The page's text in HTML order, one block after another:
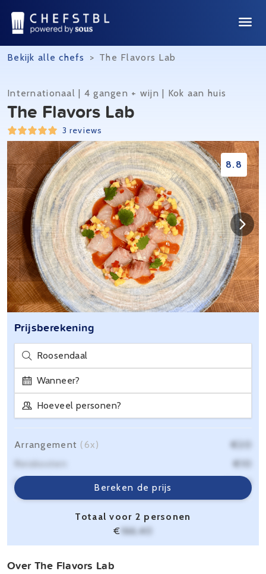
Bekijk alle chefs > The Flavors Lab
Internationaal | 4 gangen + wijn | Kok aan huis
The Flavors Lab
3 reviews
8.8
Prijsberekening
Roosendaal
Wanneer?
Hoeveel personen?
Bereken de prijs
Arrangement (6x)
€20
Reiskosten
€10
Servicekosten
€6,40
Totaal voor 2 personen
€ 166,40
Over The Flavors Lab